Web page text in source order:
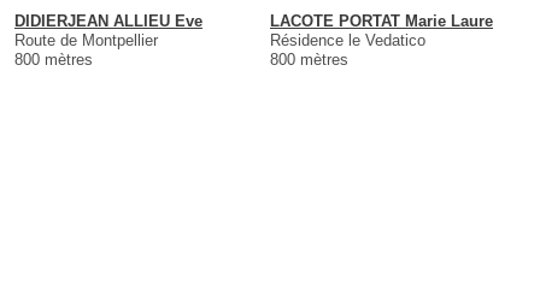
DIDIERJEAN ALLIEU Eve
Route de Montpellier
800 mètres
LACOTE PORTAT Marie Laure
Résidence le Vedatico
800 mètres